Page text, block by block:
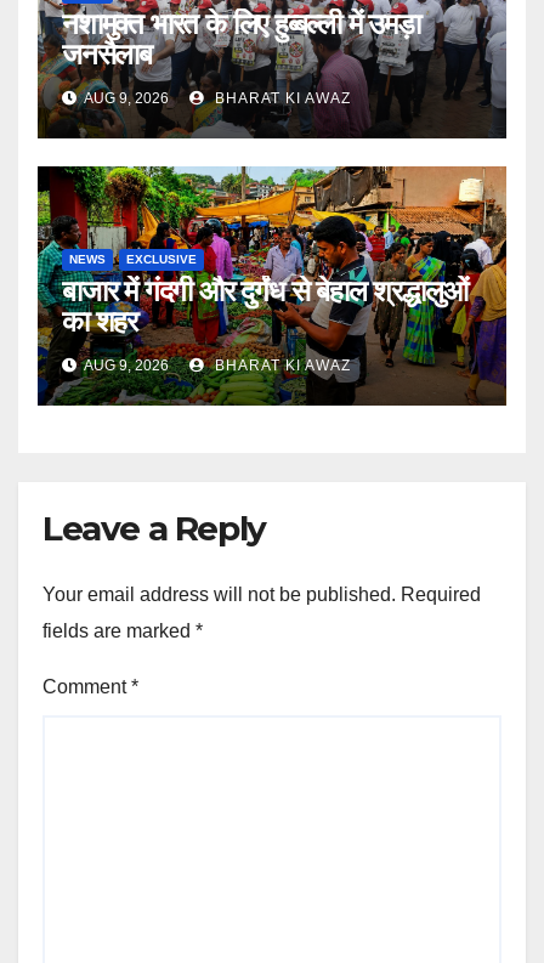
नशामुक्त भारत के लिए हुब्बल्ली में उमड़ा
जनसैलाब
AUG 9, 2026 BHARAT KI AWAZ
NEWS EXCLUSIVE
बाजार में गंदगी और दुर्गंध से बेहाल श्रद्धालुओं
का शहर
AUG 9, 2026 BHARAT KI AWAZ
Leave a Reply
Your email address will not be published. Required
fields are marked *
Comment*